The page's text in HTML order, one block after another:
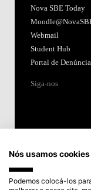
Nova SBE Today
Webmail
Student Hub
Portal de
Siga-nos
Acreditações:
Nós usamos cookies
Podemos colocá-los